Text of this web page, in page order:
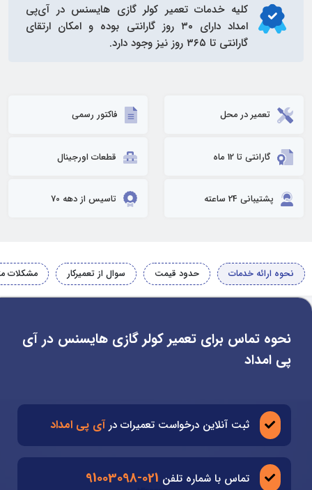
کلیه خدماتتعمیر کولر گازی هایسنس در آی‌پی
امداد دارای ۳۰ روز گارانتی بوده و امکان ارتقای
گارانتی تا ۳۶۵ روز نیز وجود دارد.
تعمیر در محل فاکتور رسمی
گارانتی تا 12 ماه قطعات اورجینال
پشتیبانی 24 ساعته تاسیس از دهه 70
نحوه ارائه خدمات حدود قیمت سوال از تعمیرکار مشکلات
نحوه تماس برای تعمیر کولر گازی هایسنس در آی
پی امداد
ثبت آنلاین درخواست تعمیرات درآی پی امداد
تماس با شماره تلفن 021-91003098